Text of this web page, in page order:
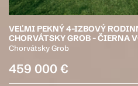
VEĽMI PEKNÝ 4-IZBOVÝ
CHORVÁTSKY GROB - ČIERNA
Chorvátsky Grob
459 000 €